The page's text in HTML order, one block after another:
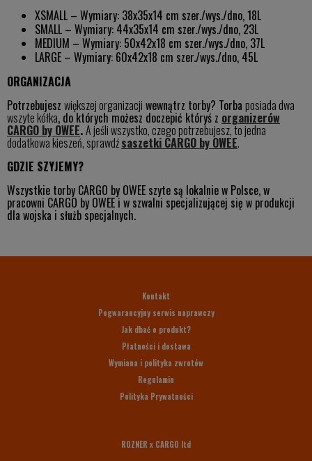
XSMALL – Wymiary: 38x35x14 cm szer./wys./dno, 18L
SMALL – Wymiary: 44x35x14 cm szer./wys./dno, 23L
MEDIUM – Wymiary: 50x42x18 cm szer./wys./dno, 37L
LARGE – Wymiary: 60x42x18 cm szer./wys./dno, 45L
ORGANIZACJA
Potrzebujesz większej organizacji wewnątrz torby? Torba posiada dwa
wszyte kółka, do których możesz doczepić któryś z organizerów
CARGO by OWEE.A jeśli wszystko, czego potrzebujesz, to jedna
dodatkowa kieszeń, sprawdźsaszetki CARGO by OWEE.
GDZIE SZYJEMY?
Wszystkie torby CARGO by OWEE szyte są lokalnie w Polsce, w
pracowni CARGO by OWEE i w szwalni specjalizującej się w produkcji
dla wojska i służb specjalnych.
Kontakt
Pogwarancyjny serwis naprawczy
Jak dbać o produkt?
Płatności i dostawa
Wymiana i polityka zwrotów
Regulamin
Polityka Prywatności
ROZNER x CARGO ltd